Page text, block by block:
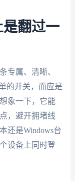
翻过一
专属、清晰、
的开关，而应是
象一下，它能
，避开拥堵线
还是Windows台
设备上同时登